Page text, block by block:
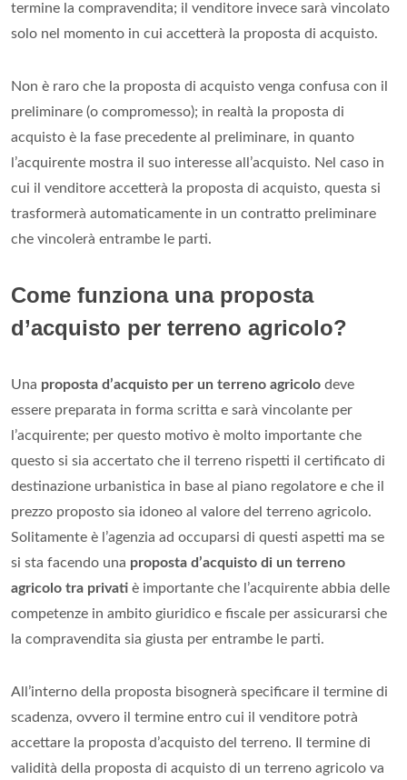
termine la compravendita; il venditore invece sarà vincolato
solo nel momento in cui accetterà la proposta di acquisto.
Non è raro che la proposta di acquisto venga confusa con il
preliminare (o compromesso); in realtà la proposta di
acquisto è la fase precedente al preliminare, in quanto
l’acquirente mostra il suo interesse all’acquisto. Nel caso in
cui il venditore accetterà la proposta di acquisto, questa si
trasformerà automaticamente in un contratto preliminare
che vincolerà entrambe le parti.
Come funziona una proposta
d’acquisto per terreno agricolo?
Una proposta d’acquisto per un terreno agricolo deve
essere preparata in forma scritta e sarà vincolante per
l’acquirente; per questo motivo è molto importante che
questo si sia accertato che il terreno rispetti il certificato di
destinazione urbanistica in base al piano regolatore e che il
prezzo proposto sia idoneo al valore del terreno agricolo.
Solitamente è l’agenzia ad occuparsi di questi aspetti ma se
si sta facendo una proposta d’acquisto di un terreno
agricolo tra privati è importante che l’acquirente abbia delle
competenze in ambito giuridico e fiscale per assicurarsi che
la compravendita sia giusta per entrambe le parti.
All’interno della proposta bisognerà specificare il termine di
scadenza, ovvero il termine entro cui il venditore potrà
accettare la proposta d’acquisto del terreno. Il termine di
validità della proposta di acquisto di un terreno agricolo va